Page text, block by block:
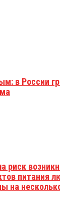
в России
риск
питания
на